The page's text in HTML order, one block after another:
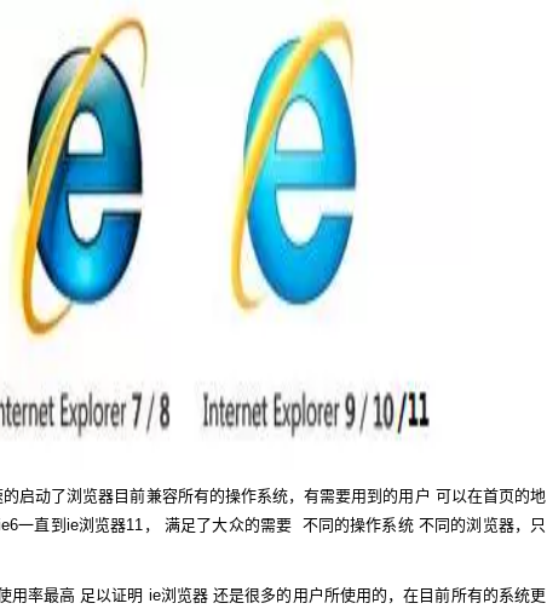
启动了浏览器目前兼容所有的操作系统，有需要用到的用户 可以在首页的地
一直到ie浏览器11， 满足了大众的需要 不同的操作系统 不同的浏览器，只
用率最高 足以证明 ie浏览器 还是很多的用户所使用的，在目前所有的系统更